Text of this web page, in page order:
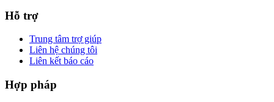
Hỗ trợ
Trung tâm trợ giúp
Liên hệ chúng tôi
Liên kết báo cáo
Hợp pháp